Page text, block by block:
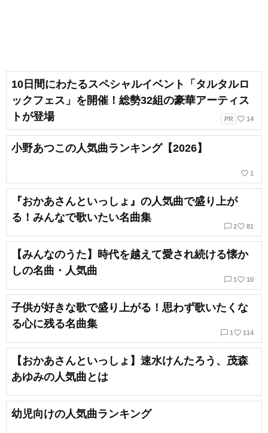
10日間にわたるスペシャルイベント「タルタルロ
ックフェス」を開催！総勢32組の豪華アーティス
トが登場
PR favorite_border 14
小野あつこの人気曲ランキング【2026】
favorite_border 1
『おかあさんといっしょ』の人気曲で盛り上が
る！みんなで歌いたい名曲集
chat_bubble_outline 2favorite_border 81
【みんなのうた】時代を越えて愛され続ける懐か
しの名曲・人気曲
chat_bubble_outline 1 favorite_border 10
子供が好きな歌で盛り上がる！思わず歌いたくな
る心に残る名曲集
chat_bubble_outline 1 favorite_border 114
【おかあさんといっしょ】速水けんたろう、茂森
あゆみの人気曲とは
幼児向けの人気曲ランキング